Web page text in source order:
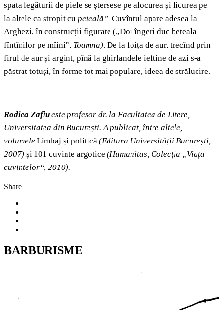
spata legăturii de piele se ștersese pe alocurea și licurea pe
la altele ca stropit cu peteală”. Cuvîntul apare adesea la
Arghezi, în construcții figurate („Doi îngeri duc beteala
fîntînilor pe mîini”, Toamna). De la foița de aur, trecînd prin
firul de aur și argint, pînă la ghirlandele ieftine de azi s-a
păstrat totuși, în forme tot mai populare, ideea de strălucire.
Rodica Zafiueste profesor dr. la Facultatea de Litere,
Universitatea din București. A publicat, între altele,
volumeleLimbaj și politică(Editura Universității București,
2007) și 101 cuvinte argotice (Humanitas, Colecția „Viața
cuvintelor“, 2010).
Share
BARBURISME